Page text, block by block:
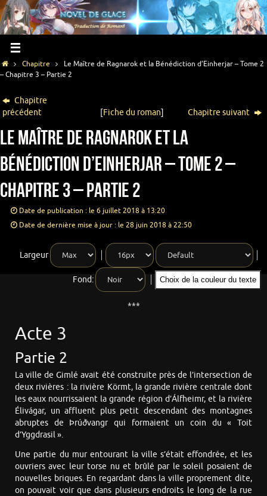
Chapitre
Le Maître de Ragnarok et la Bénédiction d’Einherjar – Tome 2
– Chapitre 3 – Partie 2
Chapitre
précédent
[Fiche du roman] Chapitre suivant
Le Maître de Ragnarok et la
Bénédiction d’Einherjar – Tome 2 –
Chapitre 3 – Partie 2
Date de publication : le 6 juillet 2018 à 13:20
Date de dernière mise à jour : le 28 juin 2018 à 22:50
Largeur
Fond: Choix de la couleur du texte
***
Acte 3
Partie 2
La ville de Gimlé avait été construite près de l’intersection de
deux rivières : la rivière Körmt, la grande rivière centrale dont
les eaux nourrissaient la grande région d’Álfheimr, et la rivière
Élivágar, un affluent plus petit descendant des montagnes
abruptes de Þrúðvangr qui formaient un coin du « Toit
d’Yggdrasil ».
Une partie du mur entourant la ville s’était effondrée, et les
ouvriers avec leur torse nu et brûlé par le soleil posaient de
nouvelles briques. En regardant dans la ville proprement dite,
on pouvait voir que dans plusieurs endroits le long de la rue